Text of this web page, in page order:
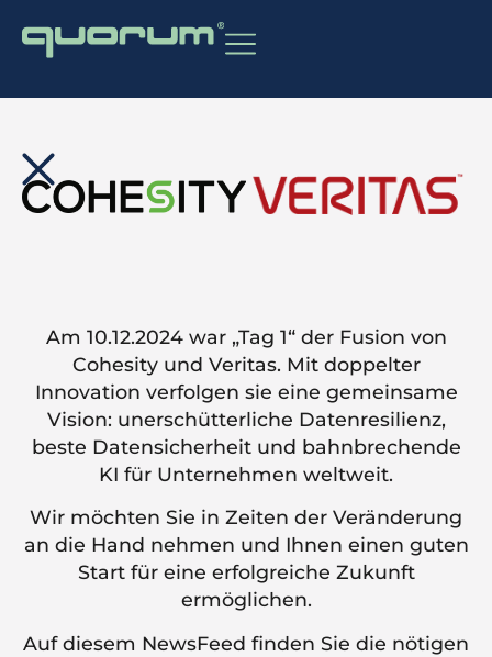
Am 10.12.2024 war „Tag 1“ der Fusion von
Cohesity und Veritas. Mit doppelter
Innovation verfolgen sie eine gemeinsame
Vision: unerschütterliche Datenresilienz,
beste Datensicherheit und bahnbrechende
KI für Unternehmen weltweit.
Wir möchten Sie in Zeiten der Veränderung
an die Hand nehmen und Ihnen einen guten
Start für eine erfolgreiche Zukunft
ermöglichen.
Auf diesem NewsFeed finden Sie die nötigen